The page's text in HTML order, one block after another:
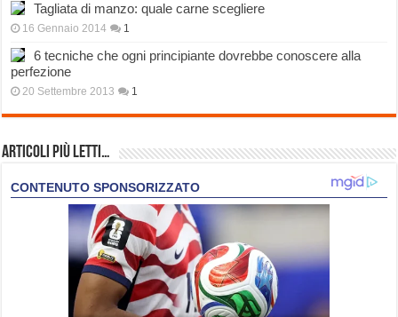
Tagliata di manzo: quale carne scegliere
16 Gennaio 2014 1
6 tecniche che ogni principiante dovrebbe conoscere alla
perfezione
20 Settembre 2013 1
Articoli più Letti…